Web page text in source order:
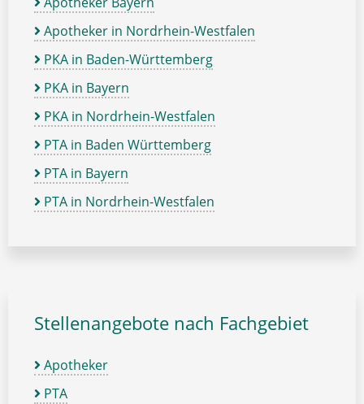
Apotheker in Nordrhein-Westfalen
PKA in Baden-Württemberg
PKA in Bayern
PKA in Nordrhein-Westfalen
PTA in Baden Württemberg
PTA in Bayern
PTA in Nordrhein-Westfalen
Stellenangebote nach Fachgebiet
Apotheker
PTA